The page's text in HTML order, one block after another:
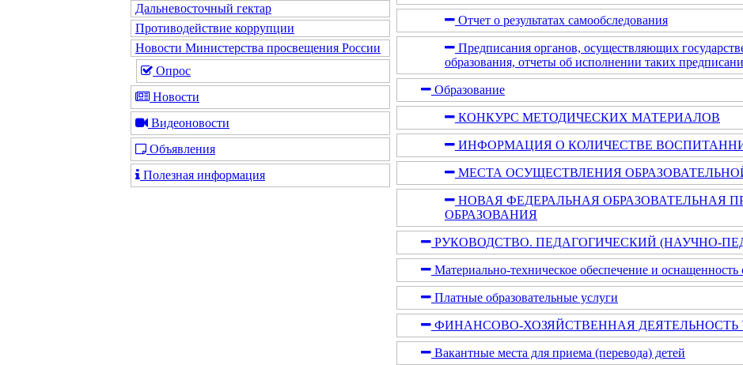
Дальневосточный гектар
Противодействие коррупции
Новости Министерства просвещения России
Опрос
Новости
Видеоновости
Объявления
Полезная информация
Отчет о результатах самообследования
Предписания органов, осуществляющих
образования, отчеты об исполнении таких
Образование
КОНКУРС МЕТОДИЧЕСКИХ МАТЕРИАЛОВ
ИНФОРМАЦИЯ О КОЛИЧЕСТВЕ
МЕСТА ОСУЩЕСТВЛЕНИЯ
НОВАЯ ФЕДЕРАЛЬНАЯ ОБРАЗОВАТЕЛЬНАЯ
ОБРАЗОВАНИЯ
РУКОВОДСТВО. ПЕДАГОГИЧЕСКИЙ (НАУЧНО-
Материально-техническое обеспечение и оснащенность
Платные образовательные услуги
ФИНАНСОВО-ХОЗЯЙСТВЕННАЯ ДЕЯТЕЛЬНОСТЬ
Вакантные места для приема (перевода) детей